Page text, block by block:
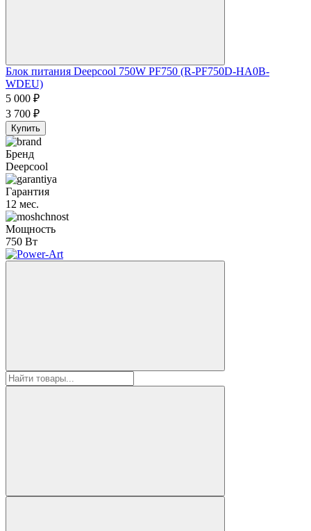
Блок питания Deepcool 750W PF750 (R-PF750D-HA0B-
WDEU)
5 000 ₽
3 700 ₽
Купить
Бренд
Deepcool
Гарантия
12 мес.
Мощность
750 Вт